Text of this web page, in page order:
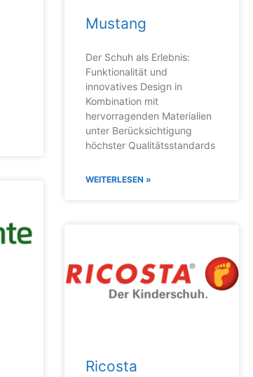
Mustang
Der Schuh als Erlebnis:
Funktionalität und
innovatives Design in
Kombination mit
hervorragenden Materialien
unter Berücksichtigung
höchster Qualitätsstandards
WEITERLESEN »
Ricosta